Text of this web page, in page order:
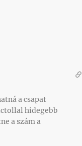
a csapat
hidegebb
a szám a